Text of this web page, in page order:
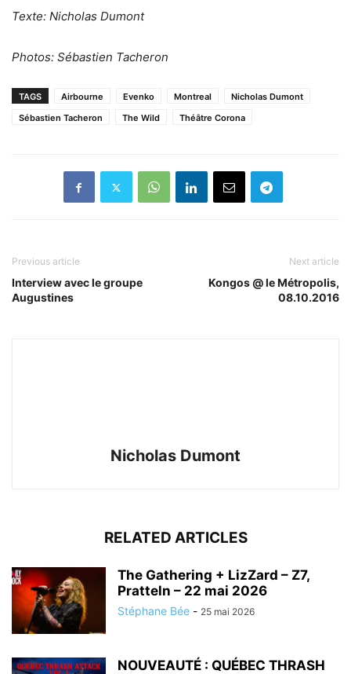
Texte: Nicholas Dumont
Photos: Sébastien Tacheron
TAGS Airbourne Evenko Montreal
Nicholas Dumont
Sébastien Tacheron
The Wild Théâtre Corona
Previous article
Interview avec le groupe
Augustines
Next article
Kongos @ le Métropolis,
08.10.2016
Nicholas Dumont
RELATED ARTICLES
The Gathering + LizZard – Z7,
Pratteln – 22 mai 2026
Stéphane Bée - 25 mai 2026
NOUVEAUTÉ : QUÉBEC THRASH